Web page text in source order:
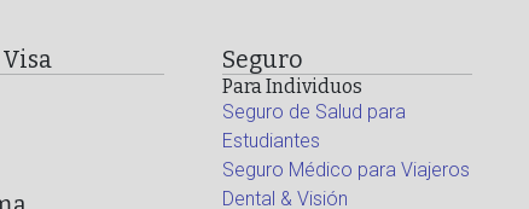
Seguro
Para Individuos
Seguro de Salud para
Estudiantes
Seguro Médico para Viajeros
Dental & Visión